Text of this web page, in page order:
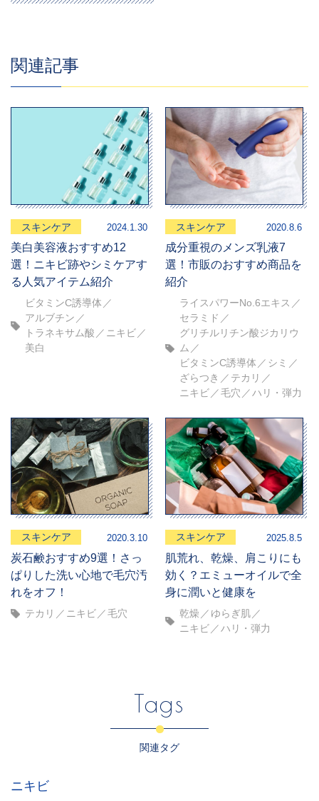
関連記事
スキンケア 2024.1.30
美白美容液おすすめ12
選！ニキビ跡やシミケアす
る人気アイテム紹介
ビタミンC誘導体
アルブチン
トラネキサム酸
ニキビ
美白
スキンケア 2020.8.6
成分重視のメンズ乳液7
選！市販のおすすめ商品を
紹介
ライスパワーNo.6エキス
セラミド
グリチルリチン酸ジカリウ
ム
ビタミンC誘導体
シミ
ざらつき
テカリ
ニキビ
毛穴 ハリ・弾力
スキンケア 2020.3.10
炭石鹸おすすめ9選！さっ
ぱりした洗い心地で毛穴汚
れをオフ！
テカリ ニキビ 毛穴
スキンケア 2025.8.5
肌荒れ、乾燥、肩こりにも
効く？エミューオイルで全
身に潤いと健康を
乾燥
ゆらぎ肌
ニキビ
ハリ・弾力
Tags
関連タグ
ニキビ